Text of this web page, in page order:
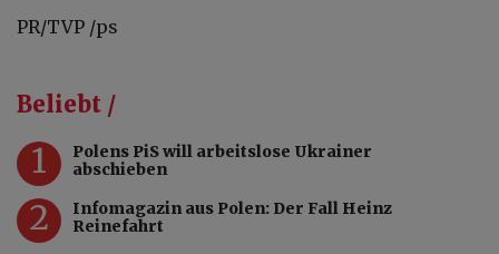
PR/TVP /ps
Beliebt /
1
Polens PiS will arbeitslose Ukrainer
abschieben
2
Infomagazin aus Polen: Der Fall Heinz
Reinefahrt